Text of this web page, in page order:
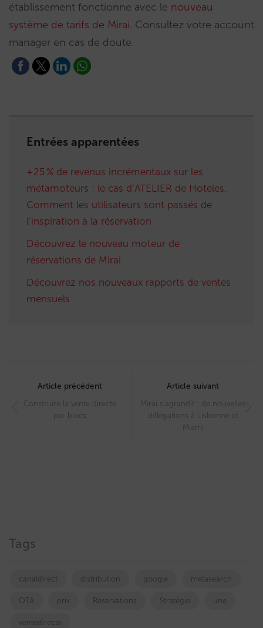
établissement fonctionne avec le nouveau
système de tarifs de Mirai. Consultez votre account
manager en cas de doute.
Entrées apparentées
+25 % de revenus incrémentaux sur les
métamoteurs : le cas d’ATELIER de Hoteles.
Comment les utilisateurs sont passés de
l’inspiration à la réservation
Découvrez le nouveau moteur de
réservations de Mirai
Découvrez nos nouveaux rapports de ventes
mensuels
navigation
Article précédent
Construire la vente directe
par blocs
Article suivant
Mirai s’agrandit : de nouvelles
délégations à Lisbonne et
Miami
Tags
canaldirect distribution google metasearch
OTA prix Réservations Stratégie une
ventedirecte